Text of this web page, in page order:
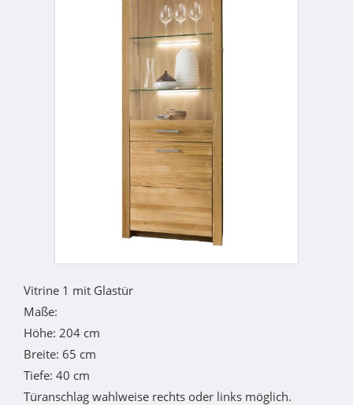
Vitrine 1 mit Glastür
Maße:
Höhe: 204 cm
Breite: 65 cm
Tiefe: 40 cm
Türanschlag wahlweise rechts oder links möglich.